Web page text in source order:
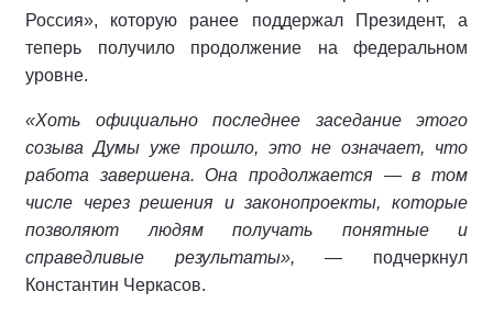
Россия», которую ранее поддержал Президент, а
теперь получило продолжение на федеральном
уровне.
«Хоть официально последнее заседание этого
созыва Думы уже прошло, это не означает, что
работа завершена. Она продолжается — в том
числе через решения и законопроекты, которые
позволяют людям получать понятные и
справедливые результаты», — подчеркнул
Константин Черкасов.